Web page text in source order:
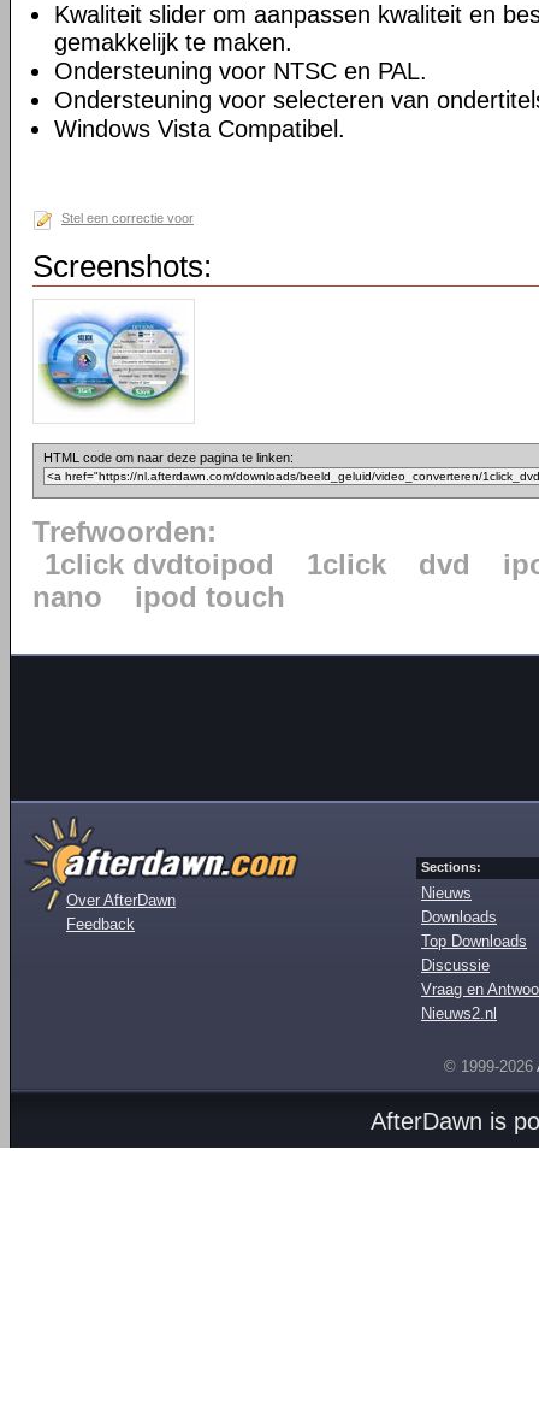
Kwaliteit slider om aanpassen kwaliteit en
gemakkelijk te maken.
Ondersteuning voor NTSC en PAL.
Ondersteuning voor selecteren van
Windows Vista Compatibel.
Stel een correctie voor
Screenshots:
HTML code om naar deze pagina te linken:
Trefwoorden:
1click dvdtoipod
1click dvd
nano
ipod touch
Over AfterDawn
Feedback
Sections:
Nieuws
Downloads
Top Downloads
Discussie
Vraag en
Nieuws2.nl
© 1999-2026
AfterDawn is